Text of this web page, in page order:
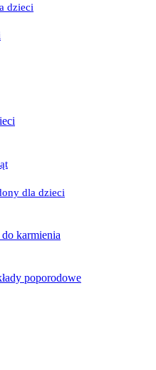
dzieci
dla dzieci
karmienia
poporodowe